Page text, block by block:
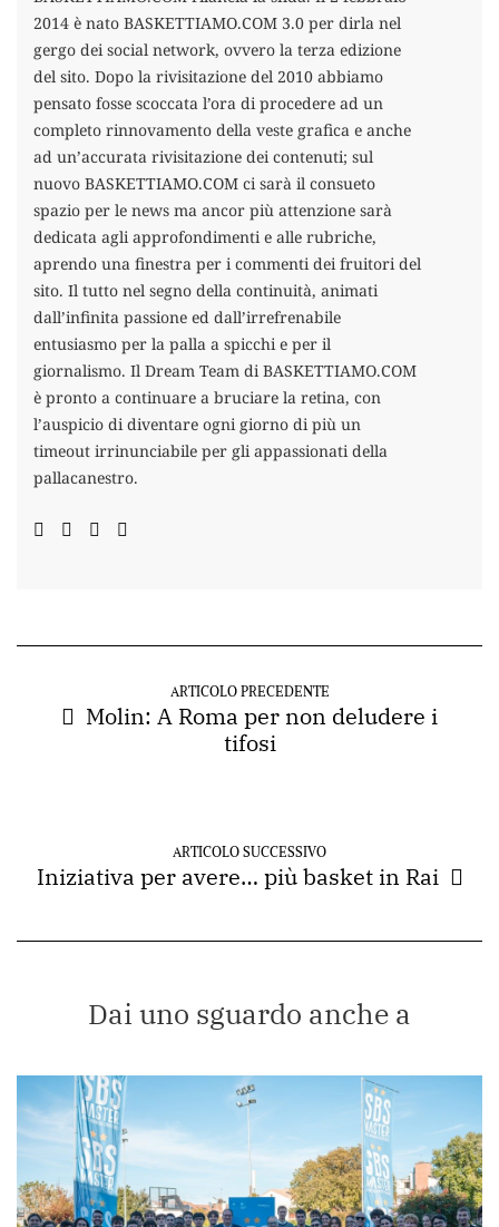
2014 è nato BASKETTIAMO.COM 3.0 per dirla nel
gergo dei social network, ovvero la terza edizione
del sito. Dopo la rivisitazione del 2010 abbiamo
pensato fosse scoccata l’ora di procedere ad un
completo rinnovamento della veste grafica e anche
ad un’accurata rivisitazione dei contenuti; sul
nuovo BASKETTIAMO.COM ci sarà il consueto
spazio per le news ma ancor più attenzione sarà
dedicata agli approfondimenti e alle rubriche,
aprendo una finestra per i commenti dei fruitori del
sito. Il tutto nel segno della continuità, animati
dall’infinita passione ed dall’irrefrenabile
entusiasmo per la palla a spicchi e per il
giornalismo. Il Dream Team di BASKETTIAMO.COM
è pronto a continuare a bruciare la retina, con
l’auspicio di diventare ogni giorno di più un
timeout irrinunciabile per gli appassionati della
pallacanestro.
ARTICOLO PRECEDENTE
Molin: A Roma per non deludere i
tifosi
ARTICOLO SUCCESSIVO
Iniziativa per avere… più basket in Rai
Dai uno sguardo anche a